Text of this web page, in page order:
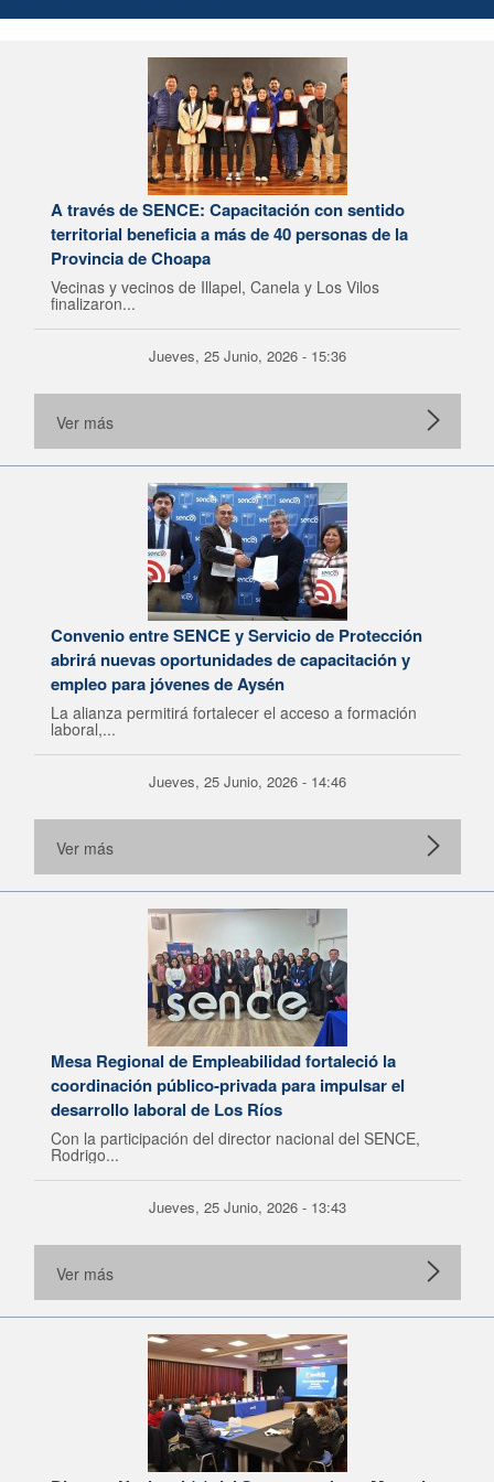
A través de SENCE: Capacitación con sentido
territorial beneficia a más de 40 personas de la
Provincia de Choapa
Vecinas y vecinos de Illapel, Canela y Los Vilos
finalizaron...
Jueves, 25 Junio, 2026 - 15:36
Ver más
Convenio entre SENCE y Servicio de Protección
abrirá nuevas oportunidades de capacitación y
empleo para jóvenes de Aysén
La alianza permitirá fortalecer el acceso a formación
laboral,...
Jueves, 25 Junio, 2026 - 14:46
Ver más
Mesa Regional de Empleabilidad fortaleció la
coordinación público-privada para impulsar el
desarrollo laboral de Los Ríos
Con la participación del director nacional del SENCE,
Rodrigo...
Jueves, 25 Junio, 2026 - 13:43
Ver más